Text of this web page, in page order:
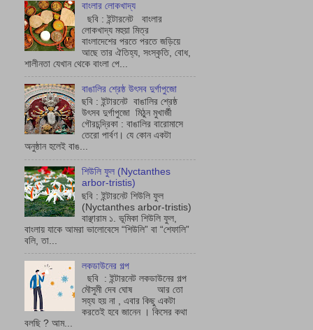
বাংলার লোকখাদ্য
ছবি : ইন্টারনেট বাংলার
লোকখাদ্য মহুয়া মিত্র
বাংলাদেশের পরতে পরতে জড়িয়ে
আছে তার ঐতিহ্য, সংস্কৃতি, বোধ,
শালীনতা যেখান থেকে বাংলা পে...
বাঙালির শ্রেষ্ঠ উৎসব দুর্গাপুজো
ছবি : ইন্টারনেট বাঙালির শ্রেষ্ঠ
উৎসব দুর্গাপুজো মিঠুন মুখার্জী
গৌরচন্দ্রিকা : বাঙালির বারোমাসে
তেরো পার্বণ। যে কোন একটা
অনুষ্ঠান হলেই বাঙ...
শিউলি ফুল (Nyctanthes
arbor-tristis)
ছবি : ইন্টারনেট শিউলি ফুল
(Nyctanthes arbor-tristis)
বাঞ্ছারাম ১. ভূমিকা শিউলি ফুল,
বাংলায় যাকে আমরা ভালোবেসে “শিউলি” বা “শেফালি”
বলি, তা...
লকডাউনের গল্প
ছবি : ইন্টারনেট লকডাউনের গল্প
মৌসুমী দেব ঘোষ আর তো
সহ্য হয় না , এবার কিছু একটা
করতেই হবে জানেন । কিসের কথা
বলছি ? আম...